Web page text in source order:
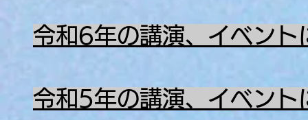
令和6年の講演、イベント
令和5年の講演、イベント